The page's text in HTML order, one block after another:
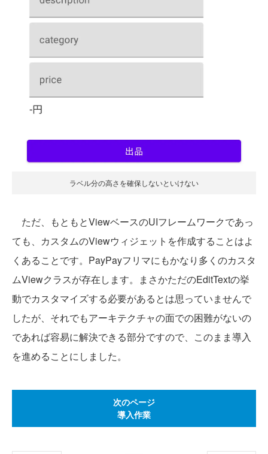
ラベル分の高さを確保しないといけない
ただ、もともとViewベースのUIフレームワークであっ
ても、カスタムのViewウィジェットを作成することはよ
くあることです。PayPayフリマにもかなり多くのカスタ
ムViewクラスが存在します。まさかただのEditTextの挙
動でカスタマイズする必要があるとは思っていませんで
したが、それでもアーキテクチャの面での困難がないの
であれば容易に解決できる部分ですので、このまま導入
を進めることにしました。
次のページ
導入作業